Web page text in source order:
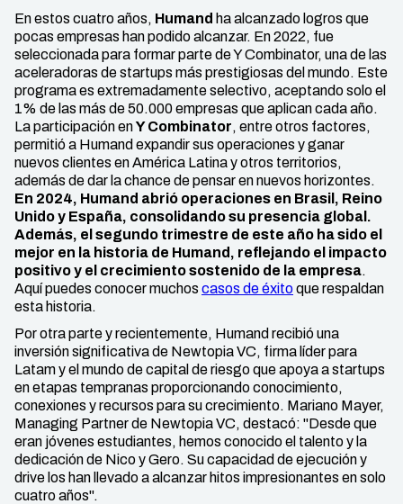
En estos cuatro años, Humand ha alcanzado logros que
pocas empresas han podido alcanzar. En 2022, fue
seleccionada para formar parte de Y Combinator, una de las
aceleradoras de startups más prestigiosas del mundo. Este
programa es extremadamente selectivo, aceptando solo el
1% de las más de 50.000 empresas que aplican cada año.
La participación enY Combinator, entre otros factores,
permitió a Humand expandir sus operaciones y ganar
nuevos clientes en América Latina y otros territorios,
además de dar la chance de pensar en nuevos horizontes.
En 2024, Humand abrió operaciones en Brasil, Reino
Unido y España, consolidando su presencia global.
Además, el segundo trimestre de este año ha sido el
mejor en la historia de Humand, reflejando el impacto
positivo y el crecimiento sostenido de la empresa.
Aquí puedes conocer muchos casos de éxitoque respaldan
esta historia.
Por otra parte y recientemente, Humand recibió una
inversión significativa de Newtopia VC, firma líder para
Latam y el mundo de capital de riesgo que apoya a startups
en etapas tempranas proporcionando conocimiento,
conexiones y recursos para su crecimiento. Mariano Mayer,
Managing Partner de Newtopia VC, destacó: "Desde que
eran jóvenes estudiantes, hemos conocido el talento y la
dedicación de Nico y Gero. Su capacidad de ejecución y
drive los han llevado a alcanzar hitos impresionantes en solo
cuatro años".